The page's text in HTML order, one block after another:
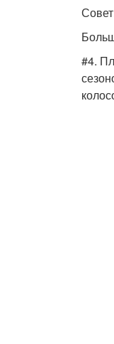
#4.